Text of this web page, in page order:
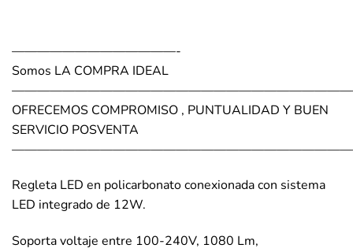
—————————————-
Somos LA COMPRA IDEAL
OFRECEMOS COMPROMISO , PUNTUALIDAD Y BUEN
SERVICIO POSVENTA
Regleta LED en policarbonato conexionada con sistema
LED integrado de 12W.
Soporta voltaje entre 100-240V, 1080 Lm,